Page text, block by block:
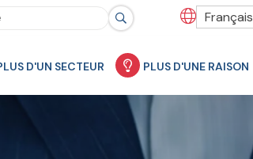
Français
D'UN SECTEUR PLUS D'UNE RAISON